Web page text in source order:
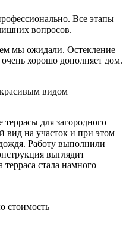
Все этапы
вопросов.
мы ожидали. Остекление
хорошо дополняет дом.
видом
для загородного
вид на участок и при этом
Работу выполнили
выглядит
стала намного
стоимость